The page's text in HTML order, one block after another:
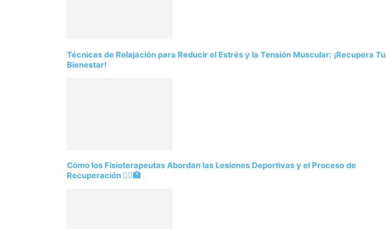
Técnicas de Relajación para Reducir el Estrés y la Tensión Muscular: ¡Recupera Tu
Bienestar!
Cómo los Fisioterapeutas Abordan las Lesiones Deportivas y el Proceso de
Recuperación 🏃‍♀️🏥